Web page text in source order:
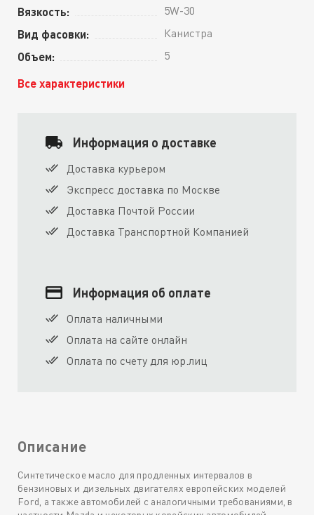
Вязкость: 5W-30
Вид фасовки: Канистра
Объем: 5
Все характеристики
Информация о доставке
Доставка курьером
Экспресс доставка по Москве
Доставка Почтой России
Доставка Транспортной Компанией
Информация об оплате
Оплата наличными
Оплата на сайте онлайн
Оплата по счету для юр.лиц
Описание
Синтетическое масло для продленных интервалов в
бензиновых и дизельных двигателях европейских моделей
Ford, а также автомобилей с аналогичными требованиями, в